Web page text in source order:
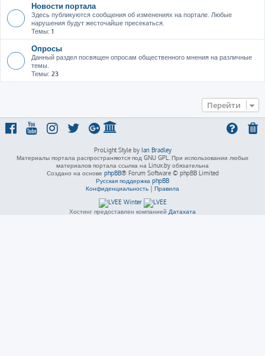
Новости портала
Здесь публикуются сообщения об изменениях на портале. Любые
нарушения будут жесточайше пресекаться.
Темы: 1
Опросы
Данный раздел посвящен опросам общественного мнения на различные
темы.
Темы: 23
Перейти
ProLight Style by Ian Bradley
Материалы портала распространяются под GNU GPL. При использовании любых
материалов портала ссылка на Linux.by обязательна
Создано на основе phpBB® Forum Software © phpBB Limited
Русская поддержка phpBB
Конфиденциальность | Правила
Хостинг предоставлен компанией Датахата